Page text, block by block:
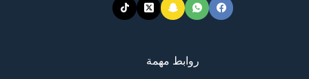
روابط مهمة